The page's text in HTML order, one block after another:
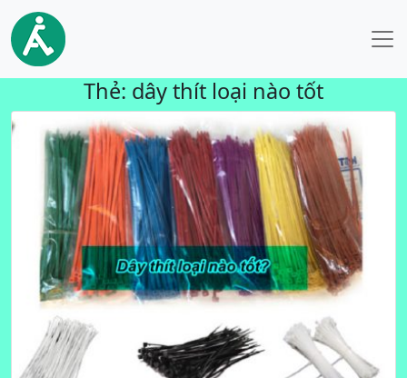
Thẻ: dây thít loại nào tốt